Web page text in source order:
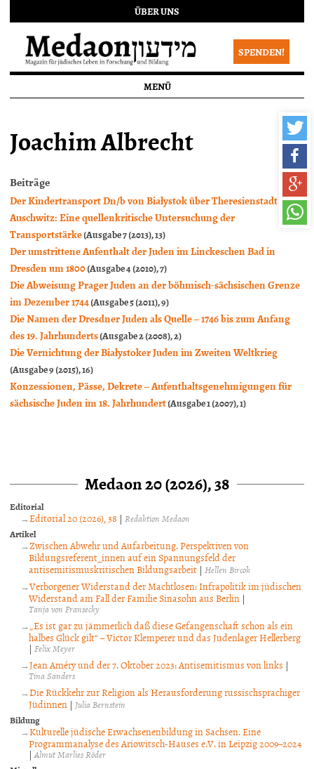
ÜBER UNS
SPENDEN!
MENÜ
Joachim Albrecht
Beiträge
Der Kindertransport Dn/b von Białystok über Theresienstadt nach
Auschwitz: Eine quellenkritische Untersuchung der
Transportstärke(Ausgabe 7 (2013), 13)
Der umstrittene Aufenthalt der Juden im Linckeschen Bad in
Dresden um 1800(Ausgabe 4 (2010), 7)
Die Abweisung Prager Juden an der böhmisch-sächsischen Grenze
im Dezember 1744(Ausgabe 5 (2011), 9)
Die Namen der Dresdner Juden als Quelle – 1746 bis zum Anfang
des 19. Jahrhunderts(Ausgabe 2 (2008), 2)
Die Vernichtung der Białystoker Juden im Zweiten Weltkrieg
(Ausgabe 9 (2015), 16)
Konzessionen, Pässe, Dekrete – Aufenthaltsgenehmigungen für
sächsische Juden im 18. Jahrhundert(Ausgabe 1 (2007), 1)
Medaon 20 (2026), 38
Editorial
Editorial 20 (2026), 38 |Redaktion Medaon
Artikel
Zwischen Abwehr und Aufarbeitung. Perspektiven von
Bildungsreferent_innen auf ein Spannungsfeld der
antisemitismuskritischen Bildungsarbeit | Hellen Bircok
Verborgener Widerstand der Machtlosen: Infrapolitik im jüdischen
Widerstand am Fall der Familie Sinasohn aus Berlin |
Tanja von Fransecky
„Es ist gar zu jämmerlich daß diese Gefangenschaft schon als ein
halbes Glück gilt“ – Victor Klemperer und das Judenlager Hellerberg
| Felix Meyer
Jean Améry und der 7. Oktober 2023: Antisemitismus von links |
Tina Sanders
Die Rückkehr zur Religion als Herausforderung russischsprachiger
Jüdinnen | Julia Bernstein
Bildung
Kulturelle jüdische Erwachsenenbildung in Sachsen. Eine
Programmanalyse des Ariowitsch-Hauses e.V. in Leipzig 2009–2024
|Almut Marlies Röder